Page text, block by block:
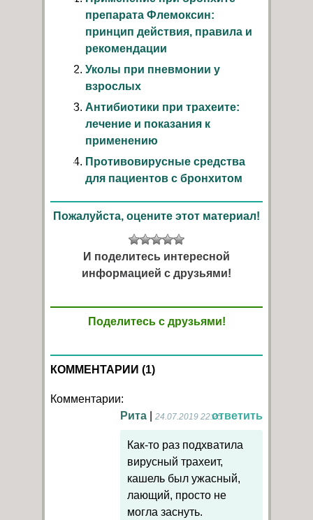
препарата Флемоксин:
принцип действия, правила и
рекомендации
Уколы при пневмонии у
взрослых
Антибиотики при трахеите:
лечение и показания к
применению
Противовирусные средства
для пациентов с бронхитом
Пожалуйста, оцените этот материал!
И поделитесь интересной
информацией с друзьями!
Поделитесь с друзьями!
КОММЕНТАРИИ (1)
Комментарии:
Рита
24.07.2019 22:25ответить
Как-то раз подхватила
вирусный трахеит,
кашель был ужасный,
лающий, просто не
могла заснуть.